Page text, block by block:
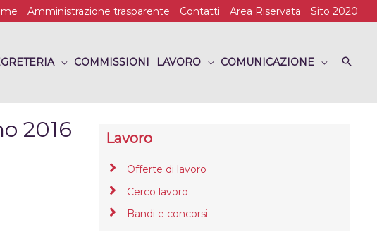
Amministrazione trasparente Contatti Area Riservata Sito 2020
COMMISSIONI LAVORO COMUNICAZIONE
2016 Lavoro
Offerte di lavoro
Cerco lavoro
Bandi e concorsi